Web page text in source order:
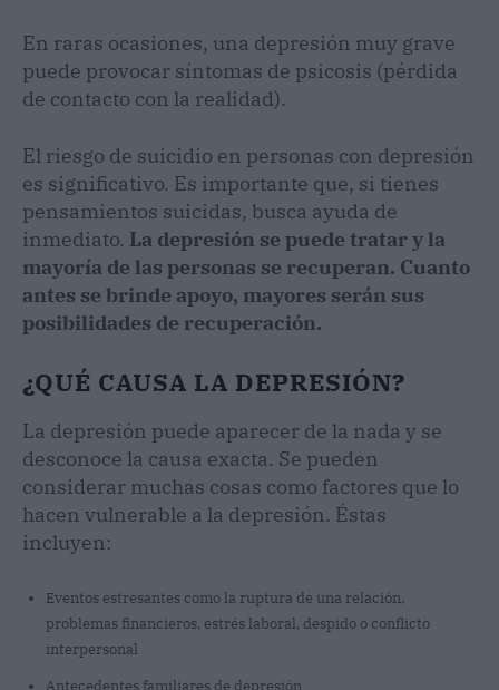
En raras ocasiones, una depresión muy grave
puede provocar síntomas de psicosis (pérdida
de contacto con la realidad).
El riesgo de suicidio en personas con depresión
es significativo. Es importante que, si tienes
pensamientos suicidas, busca ayuda de
inmediato. La depresión se puede tratar y la
mayoría de las personas se recuperan. Cuanto
antes se brinde apoyo, mayores serán sus
posibilidades de recuperación.
¿QUÉ CAUSA LA DEPRESIÓN?
La depresión puede aparecer de la nada y se
desconoce la causa exacta. Se pueden
considerar muchas cosas como factores que lo
hacen vulnerable a la depresión. Éstas
incluyen:
Eventos estresantes como la ruptura de una relación,
problemas financieros, estrés laboral, despido o conflicto
interpersonal
Antecedentes familiares de depresión